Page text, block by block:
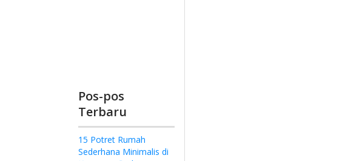
Pos-pos
Terbaru
15 Potret Rumah
Sederhana Minimalis di